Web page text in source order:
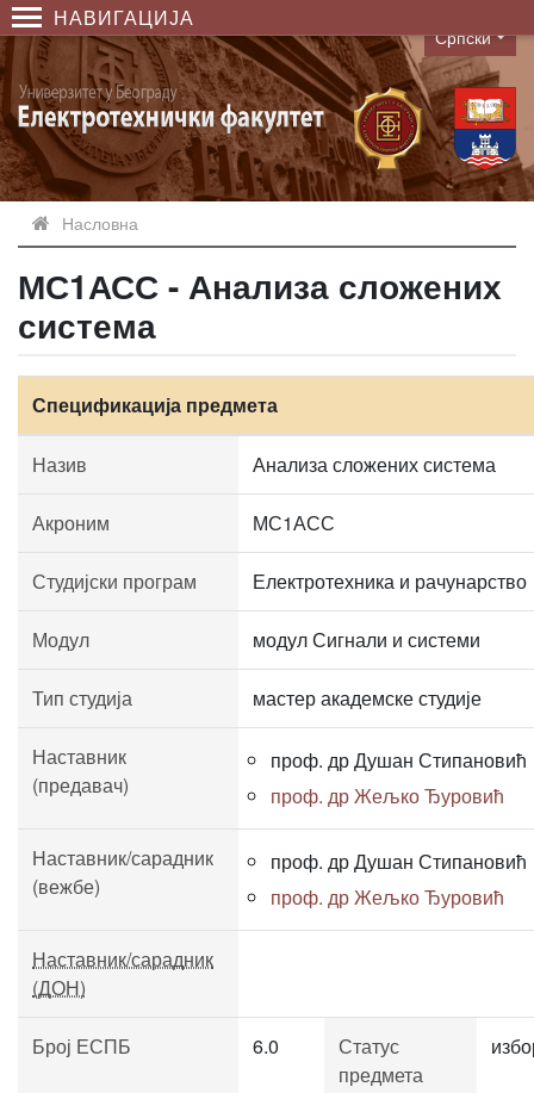
НАВИГАЦИЈА
Language
Српски
Насловна
МС1АСС - Анализа сложених
система
Спецификација предмета
Назив Анализа сложених система
Акроним МС1АСС
Студијски програм Електротехника и рачунарство
Модул модул Сигнали и системи
Тип студија мастер академске студије
Наставник
(предавач)
проф. др Душан Стипановић
проф. др Жељко Ђуровић
Наставник/сарадник
(вежбе)
проф. др Душан Стипановић
проф. др Жељко Ђуровић
Наставник/сарадник
(ДОН)
Број ЕСПБ 6.0
Статус
предмета